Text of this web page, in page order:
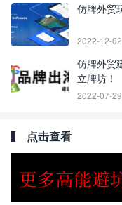
仿牌外贸
2022-12-02
仿牌外贸
立牌坊！
2022-07-29
点击查看